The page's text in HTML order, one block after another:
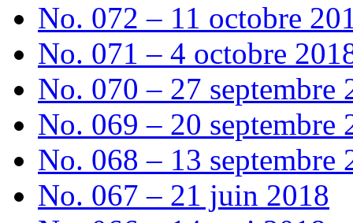
No. 072 – 11 octobre
No. 071 – 4 octobre
No. 070 – 27 septembre
No. 069 – 20 septembre
No. 068 – 13 septembre
No. 067 – 21 juin 2018